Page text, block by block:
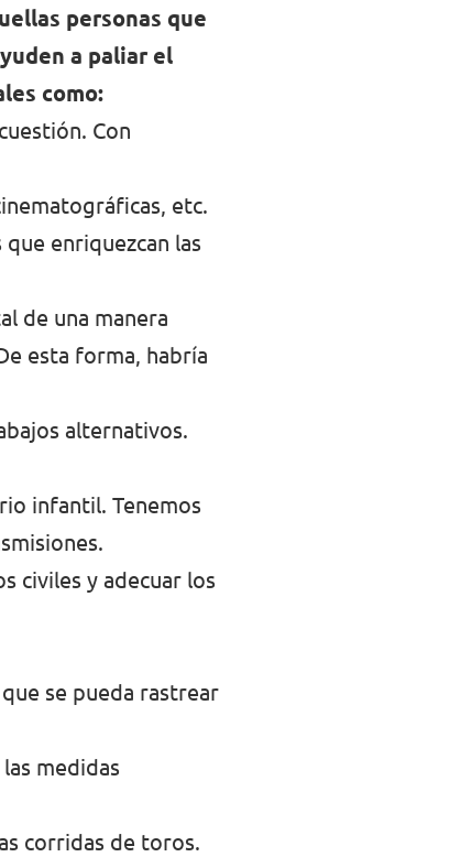
personas que
a paliar el
como:
Con
etc.
enriquezcan las
de una manera
esta forma, habría
alternativos.
infantil. Tenemos
civiles y adecuar los
se pueda rastrear
medidas
corridas de toros.